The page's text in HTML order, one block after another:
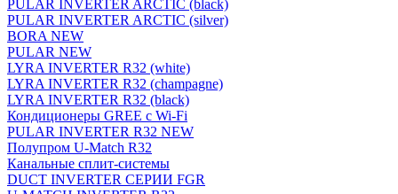
PULAR INVERTER ARCTIC (black)
PULAR INVERTER ARCTIC (silver)
BORA NEW
PULAR NEW
LYRA INVERTER R32 (white)
LYRA INVERTER R32 (champagne)
LYRA INVERTER R32 (black)
Кондиционеры GREE с Wi-Fi
PULAR INVERTER R32 NEW
Полупром U-Match R32
Канальные сплит-системы
DUCT INVERTER СЕРИИ FGR